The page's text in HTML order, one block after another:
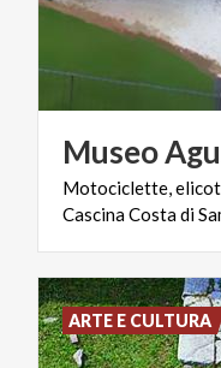
Museo
Motociclette,
CascinaCostadi
ARTE E CULTURA